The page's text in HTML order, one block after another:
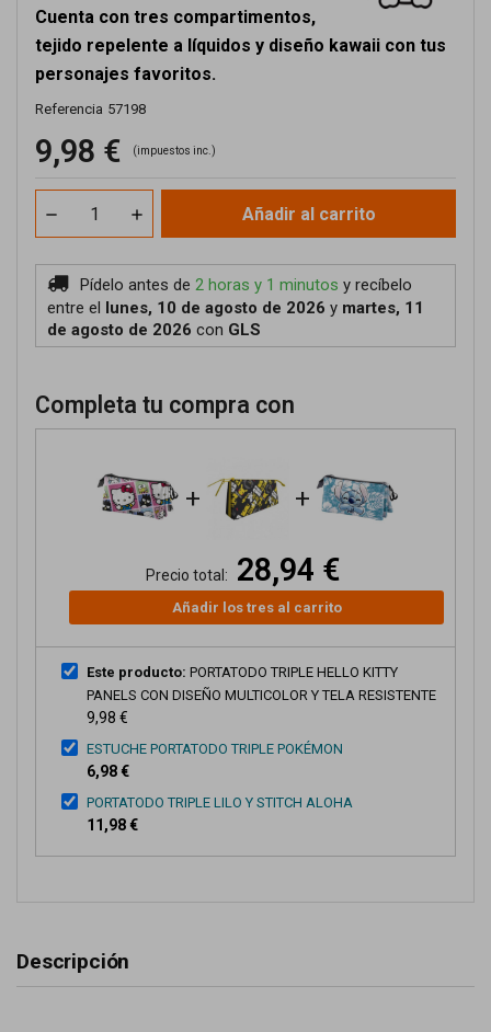
Cuenta con tres compartimentos,
tejido repelente a líquidos y diseño kawaii con tus
personajes favoritos.
Referencia 57198
9,98 € (impuestos inc.)
Añadir al carrito
Pídelo antes de 2 horas y 1 minutos y recíbelo
entre el lunes, 10 de agosto de 2026 y martes, 11
de agosto de 2026 con GLS
Completa tu compra con
+ +
Precio total: 28,94 €
Añadir los tres al carrito
Este producto: PORTATODO TRIPLE HELLO KITTY
PANELS CON DISEÑO MULTICOLOR Y TELA RESISTENTE
9,98 €
ESTUCHE PORTATODO TRIPLE POKÉMON
6,98 €
PORTATODO TRIPLE LILO Y STITCH ALOHA
11,98 €
Descripción